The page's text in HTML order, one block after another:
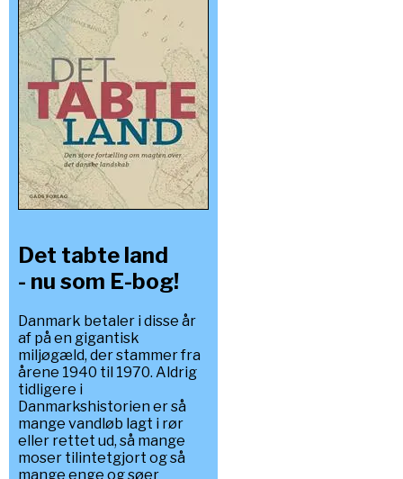
Det tabte land
- nu som E-bog!
Danmark betaler i disse år
af på en gigantisk
miljøgæld, der stammer fra
årene 1940 til 1970. Aldrig
tidligere i
Danmarkshistorien er så
mange vandløb lagt i rør
eller rettet ud, så mange
moser tilintetgjort og så
mange enge og søer